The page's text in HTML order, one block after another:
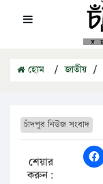
হোম / জাতীয় /
চাঁদপুর নিউজ সংবাদ
শেয়ার
করুন: